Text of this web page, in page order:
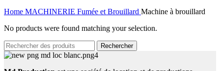
Home MACHINERIE Fumée et Brouillard Machine à brouillard
No products were found matching your selection.
Rechercher